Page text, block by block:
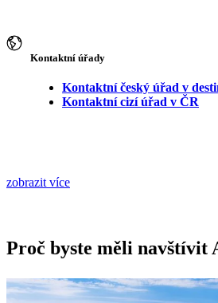
Kontaktní úřady
Kontaktní český úřad v
Kontaktní cizí úřad v ČR
zobrazit více
Proč byste měli navštívit